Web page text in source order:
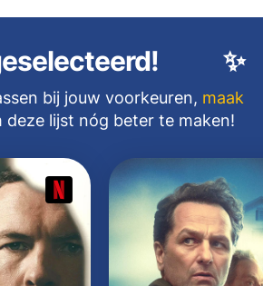
✨
bij jouw voorkeuren, maak
deze lijst nóg beter te maken!